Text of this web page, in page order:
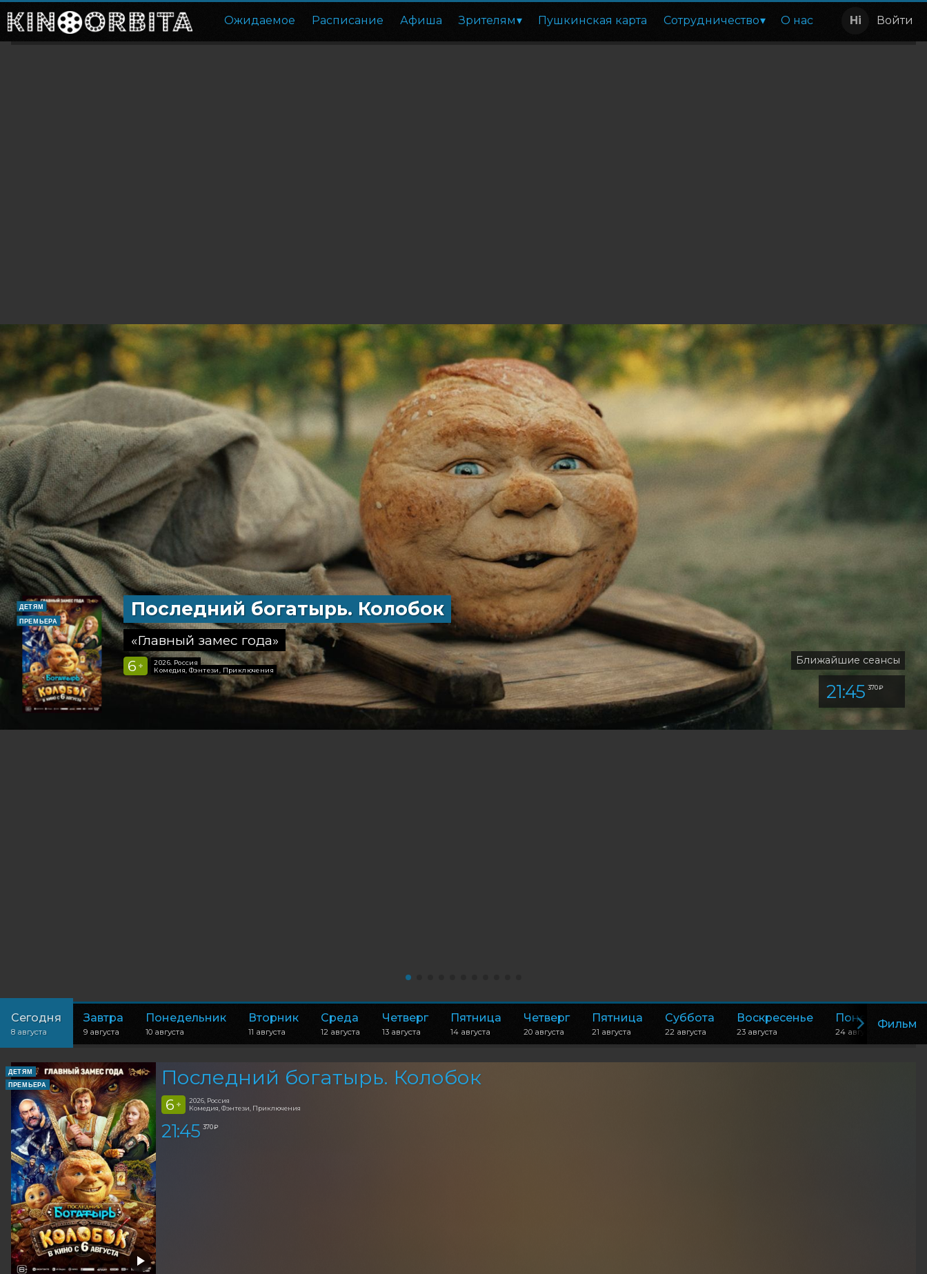
Ожидаемое Расписание Афиша Зрителям Пушкинская карта Сотрудничество О нас Войти
ДЕТЯМ
ПРЕМЬЕРА
Последний богатырь. Колобок
«Главный замес года»
6 +
2026, Россия
Комедия, Фэнтези, Приключения
Ближайшие сеансы
21:45 370 ₽
Сегодня
8 августа
Завтра
9 августа
Понедельник
10 августа
Вторник
11 августа
Среда
12 августа
Четверг
13 августа
Пятница
14 августа
Четверг
20 августа
Пятница
21 августа
Суббота
22 августа
Воскресенье
23 августа
Понедельник
24 августа
Фильм
ДЕТЯМ
ПРЕМЬЕРА
Последний богатырь. Колобок
6 +
2026, Россия
Комедия, Фэнтези, Приключения
21:45 370 ₽